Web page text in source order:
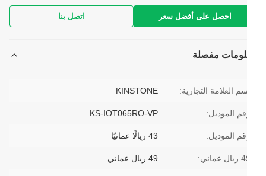
احصل على أفضل سعر اتصل بنا
مفصلة
العلامة التجارية: KINSTONE
الموديل: KS-IOT065RO-VP
الموديل: